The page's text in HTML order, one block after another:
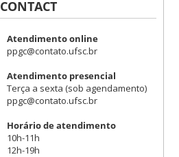
CONTACT
Atendimento online
ppgc@contato.ufsc.br
Atendimento presencial
Terça a sexta (sob agendamento)
ppgc@contato.ufsc.br
Horário de atendimento
10h-11h
12h-19h